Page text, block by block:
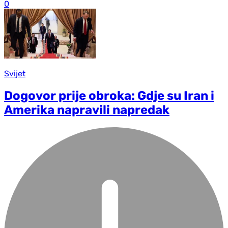
0
Svijet
Dogovor prije obroka: Gdje su Iran i
Amerika napravili napredak